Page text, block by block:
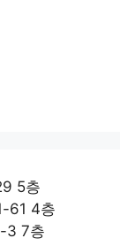
5층
61 4층
3 7층